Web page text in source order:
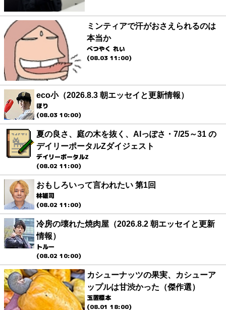
ミンティアで汗がおさえられるのは
本当か
べつやく れい
(08.03 11:00)
eco小（2026.8.3 朝エッセイと更新情報）
ほり
(08.03 10:00)
夏の良さ、庭の木を抜く、AIっぽさ・7/25～31 の
デイリーポータルZダイジェスト
デイリーポータルZ
(08.02 11:00)
おもしろいって言われたい 第1回
林雄司
(08.02 11:00)
冷房の壊れた焼肉屋（2026.8.2 朝エッセイと更新
情報）
トルー
(08.02 10:00)
カシューナッツの果実、カシューア
ップルは甘渋かった（傑作選）
玉置標本
(08.01 18:00)